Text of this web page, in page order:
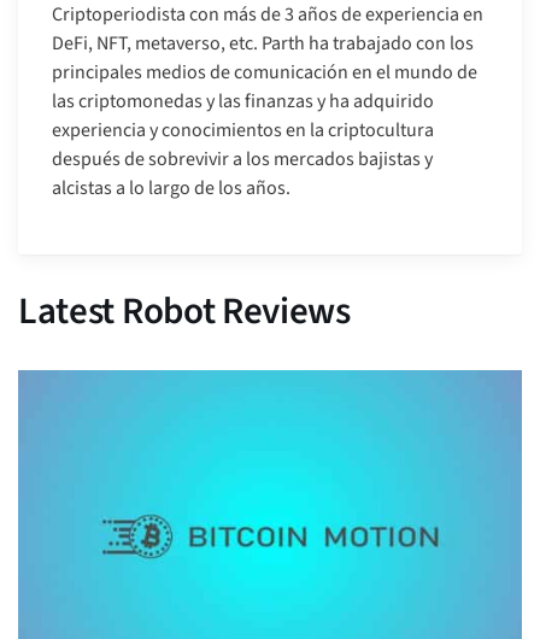
Criptoperiodista con más de 3 años de experiencia en
DeFi, NFT, metaverso, etc. Parth ha trabajado con los
principales medios de comunicación en el mundo de
las criptomonedas y las finanzas y ha adquirido
experiencia y conocimientos en la criptocultura
después de sobrevivir a los mercados bajistas y
alcistas a lo largo de los años.
Latest Robot Reviews